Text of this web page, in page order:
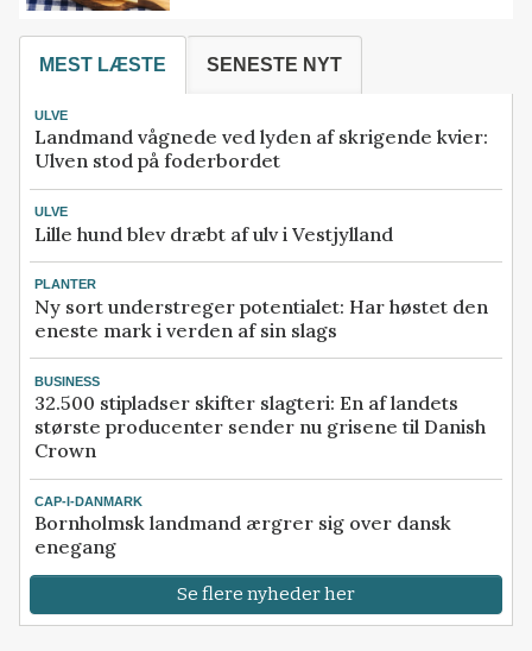
MEST LÆSTE SENESTE NYT
ULVE
Landmand vågnede ved lyden af skrigende kvier:
Ulven stod på foderbordet
ULVE
Lille hund blev dræbt af ulv i Vestjylland
PLANTER
Ny sort understreger potentialet: Har høstet den
eneste mark i verden af sin slags
BUSINESS
32.500 stipladser skifter slagteri: En af landets
største producenter sender nu grisene til Danish
Crown
CAP-I-DANMARK
Bornholmsk landmand ærgrer sig over dansk
enegang
Se flere nyheder her